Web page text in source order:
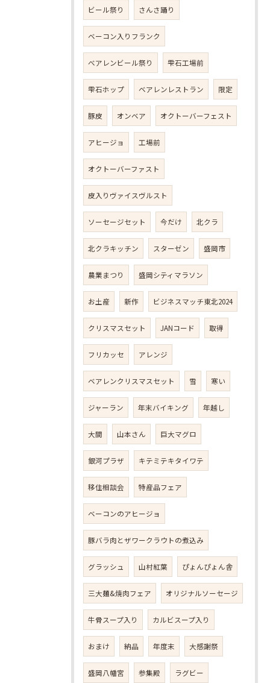
ビール祭り さんさ踊り
ベーコン入りフランク
べアレンビール祭り 雫石工場前
雫石ホップ ベアレンレストラン 限定
豚皮 オンベア オクトーバーフェスト
アヒージョ 工場前
オクトーバーファスト
皮入りヴァイスヴルスト
ソーセージセット 今だけ 北クラ
北クラキッチン スターゼン 盛岡市
農業まつり 盛岡シティマラソン
お土産 新作 ビジネスマッチ東北2024
クリスマスセット JANコード 取得
フリカッセ アレンジ
ベアレンクリスマスセット 雪 寒い
ジャーラン 年末バイキング 年越し
大間 山本さん 巨大マグロ
銀河プラザ キテミテキタイワテ
移住相談会 特産品フェア
ベーコンのアヒージョ
豚バラ肉とザワークラウトの煮込み
グラッシュ 山村紅葉 ぴょんぴょん舎
三大麺&焼肉フェア オリジナルソーセージ
牛骨スープ入り カルビスープ入り
おまけ 納品 年度末 大感謝祭
盛岡八幡宮 参集殿 ラグビー